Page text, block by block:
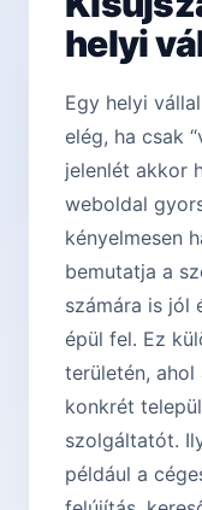
helyi
Egy helyi
elég, ha csak
jelenlét akkor
weboldal
kényelmesen
bemutatja a
számára is jól
épül fel. Ez
területén,
konkrét
szolgáltatót.
például a